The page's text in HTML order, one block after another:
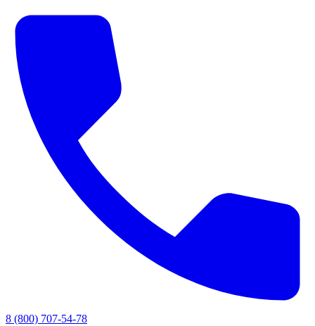
8 (800) 707-54-78